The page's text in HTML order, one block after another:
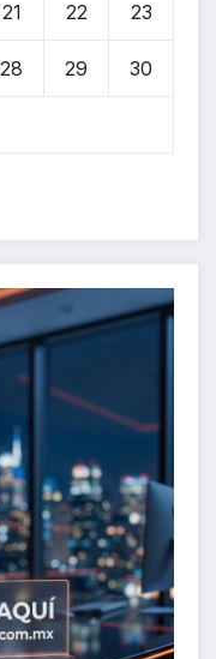
21 22 23
28 29 30